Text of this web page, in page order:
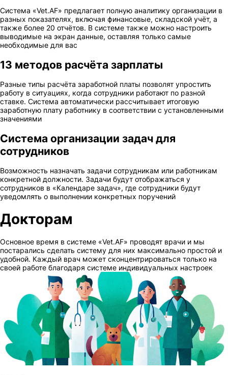
Система «Vet.AF» предлагает полную аналитику организации в
разных показателях, включая финансовые, складской учёт, а
также более 20 отчётов. В системе также можно настроить
выводимые на экран данные, оставляя только самые
необходимые для вас
13 методов расчёта зарплаты
Разные типы расчёта заработной платы позволят упростить
работу в ситуациях, когда сотрудники работают по разной
ставке. Система автоматически рассчитывает итоговую
заработную плату работнику в соответствии с установленными
значениями
Система организации задач для
сотрудников
Возможность назначать задачи сотрудникам или работникам
конкретной должности. Задачи будут отображаться у
сотрудников в «Календаре задач», где сотрудники будут
уведомлять о выполнении конкретных поручений
Докторам
Основное время в системе «Vet.AF» проводят врачи и мы
постарались сделать систему для них максимально простой и
удобной. Каждый врач может сконцентрироваться только на
своей работе благодаря системе индивидуальных настроек